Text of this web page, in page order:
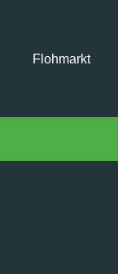
Flohmarkt